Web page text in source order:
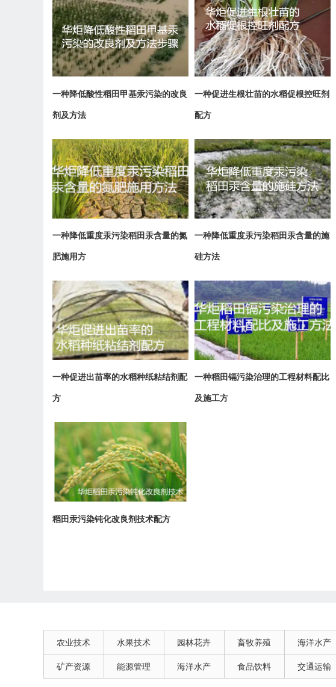
一种降低酸性稻田甲基汞污染的改良
剂及方法
一种促进生根壮苗的水稻促根控旺剂
配方
一种降低重度汞污染稻田汞含量的氮
肥施用方
一种降低重度汞污染稻田汞含量的施
硅方法
一种促进出苗率的水稻种纸粘结剂配
方
一种稻田镉污染治理的工程材料配比
及施工方
稻田汞污染钝化改良剂技术配方
农业技术 水果技术 园林花卉 畜牧养殖 海洋水产
矿产资源 能源管理 海洋水产 食品饮料 交通运输